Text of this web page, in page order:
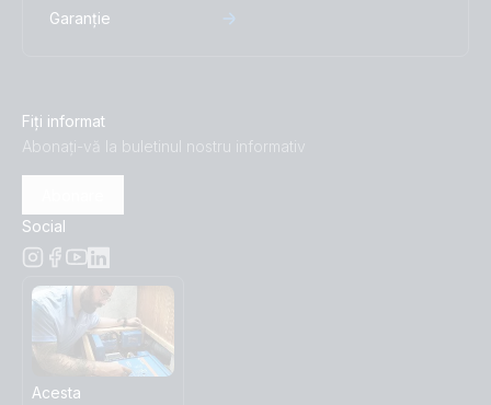
Garanție
Fiți informat
Abonați-vă la buletinul nostru informativ
Social
Acesta